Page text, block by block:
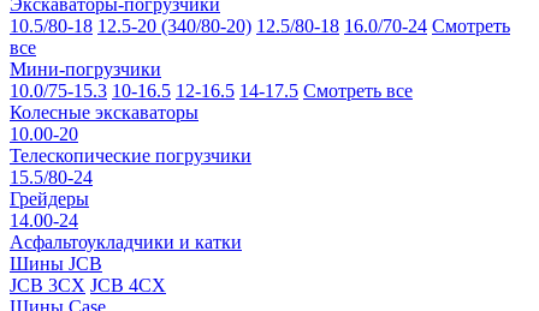
Экскаваторы-погрузчики
10.5/80-18 12.5-20 (340/80-20) 12.5/80-18 16.0/70-24 Смотреть
все
Мини-погрузчики
10.0/75-15.3 10-16.5 12-16.5 14-17.5 Смотреть все
Колесные экскаваторы
10.00-20
Телескопические погрузчики
15.5/80-24
Грейдеры
14.00-24
Асфальтоукладчики и катки
Шины JCB
JCB 3CX JCB 4CX
Шины Case